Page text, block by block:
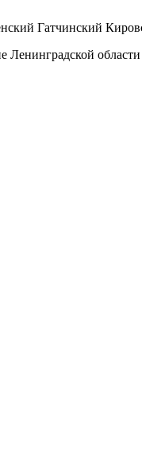
Гатчинский
Ленинградской области